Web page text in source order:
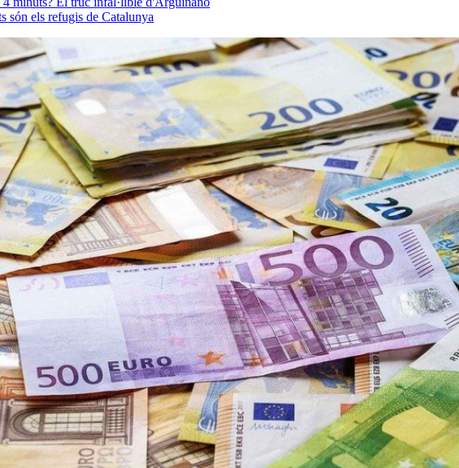
són els refugis de Catalunya